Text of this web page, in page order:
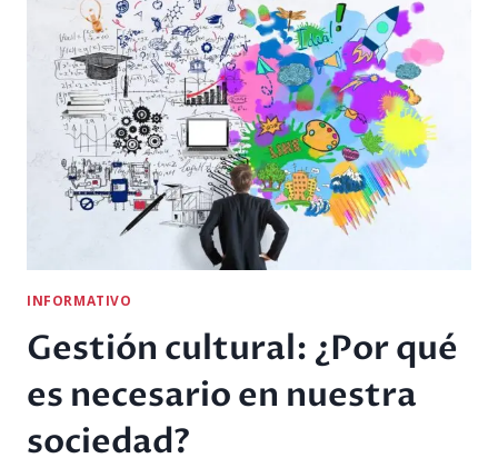
INFORMATIVO
Gestión cultural: ¿Por qué
es necesario en nuestra
sociedad?